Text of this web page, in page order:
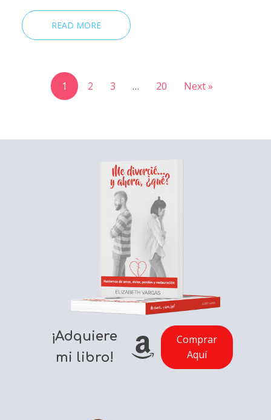
READ MORE
1 2 3 … 20 Next »
¡Adquiere
mi libro!
Comprar
Aquí